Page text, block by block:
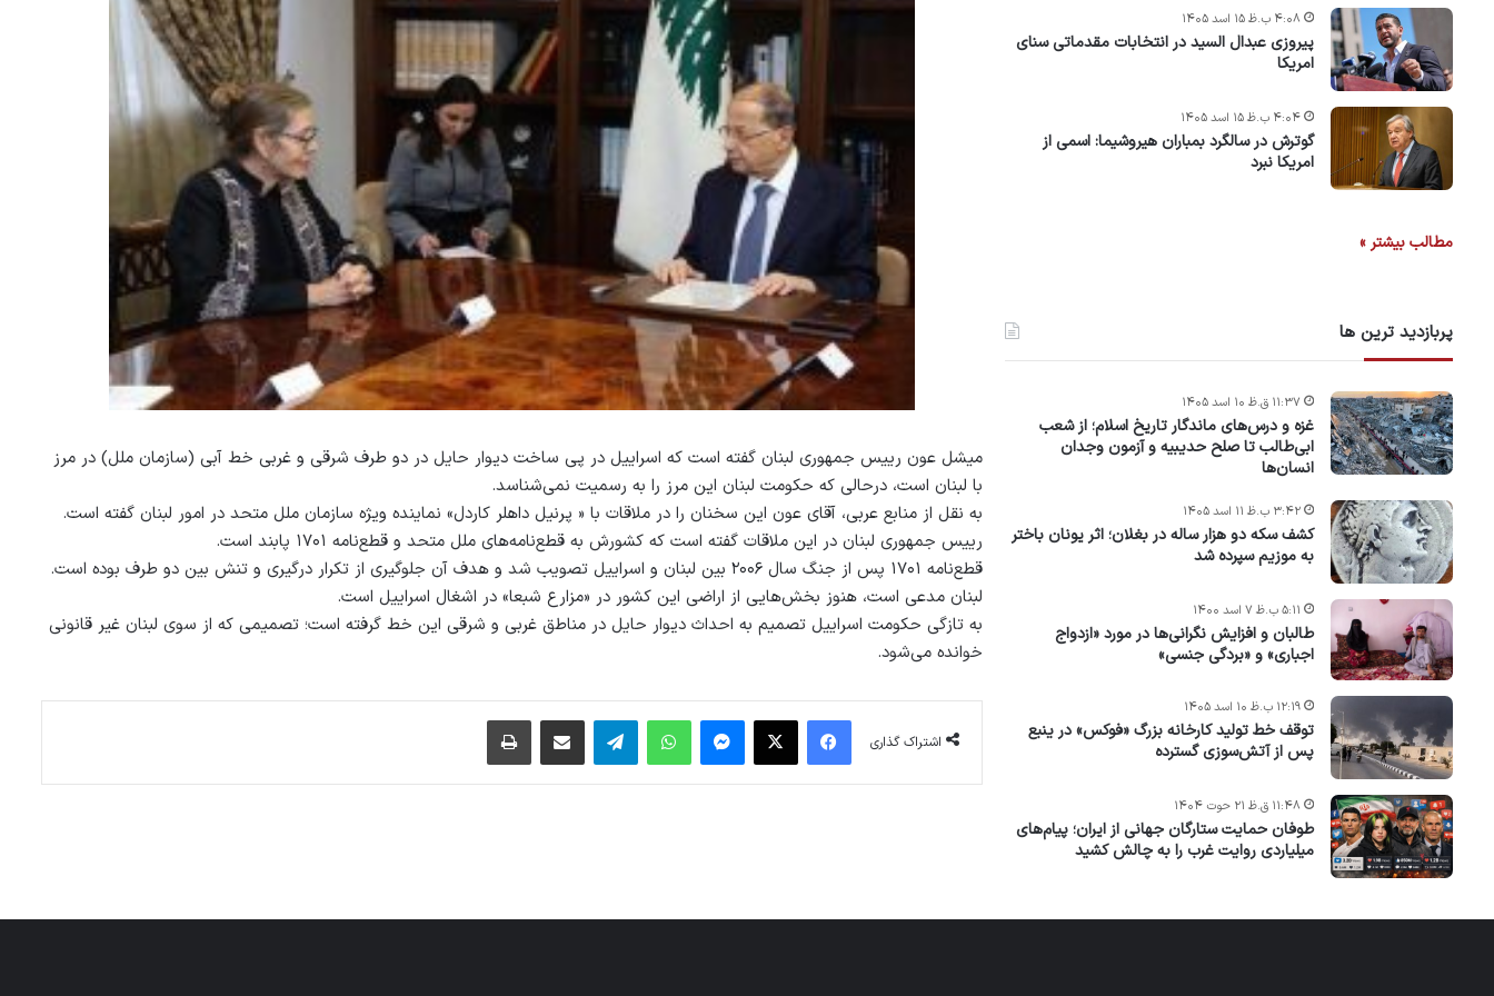
میشل عون رییس جمهوری لبنان گفته است که اسراییل در پی ساخت دیوار حایل در دو طرف شرقی و غربی خط آبی (سازمان ملل) در مرز
با لبنان است، درحالی که حکومت لبنان این مرز را به رسمیت نمی‌شناسد.
به نقل از منابع عربی، آقای عون این سخنان را در ملاقات با « پرنیل داهلر کاردل» نماینده ویژه سازمان ملل متحد در امور لبنان گفته است.
رییس جمهوری لبنان در این ملاقات گفته است که کشورش به قطع‌نامه‌های ملل متحد و قطع‌نامه ۱۷۰۱ پابند است.
قطع‌نامه ۱۷۰۱ پس از جنگ سال ۲۰۰۶ بین لبنان و اسراییل تصویب شد و هدف آن جلوگیری از تکرار درگیری و تنش بین دو طرف بوده است.
لبنان مدعی است، هنوز بخش‌هایی از اراضی این کشور در «مزارع شبعا» در اشغال اسراییل است.
به تازگی حکومت اسراییل تصمیم به احداث دیوار حایل در مناطق غربی و شرقی این خط گرفته است؛ تصمیمی که از سوی لبنان غیر قانونی
خوانده می‌شود.
اشتراک گذاری
فیس بوک X پیام رسان واتس آپ تلگرام اشتراک گذاری از طریق ایمیل
پیروزی عبدال السید در انتخابات مقدماتی سنای
امریکا
۴:۰۸ ب.ظ ۱۵ اسد ۱۴۰۵
گوترش در سالگرد بمباران هیروشیما: اسمی از
امریکا نبرد
۴:۰۴ ب.ظ ۱۵ اسد ۱۴۰۵
مطالب بیشتر »
پربازدید ترین ها
غزه و درس‌های ماندگار تاریخ اسلام؛ از شعب
ابی‌طالب تا صلح حدیبیه و آزمون وجدان
انسان‌ها
۱۱:۳۷ ق.ظ ۱۰ اسد ۱۴۰۵
کشف سکه دو هزار ساله در بغلان؛ اثر یونان باختر
به موزیم سپرده شد
۳:۴۲ ب.ظ ۱۱ اسد ۱۴۰۵
طالبان و افزایش نگرانی‌ها در مورد «ازدواج
اجباری» و «بردگی جنسی»
۵:۱۱ ب.ظ ۷ اسد ۱۴۰۰
توقف خط تولید کارخانه بزرگ «فوکس» در ینبع
پس از آتش‌سوزی گسترده
۱۲:۱۹ ب.ظ ۱۰ اسد ۱۴۰۵
طوفان حمایت ستارگان جهانی از ایران؛ پیام‌های
میلیاردی روایت غرب را به چالش کشید
۱۱:۴۸ ق.ظ ۲۱ حوت ۱۴۰۴